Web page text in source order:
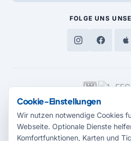
FOLGE UNS
MEDIENPARTNER
Cookie-Einstellungen
Wir nutzen notwendige Cookies
Webseite. Optionale Dienste
Komfortfunktionen, Karten und